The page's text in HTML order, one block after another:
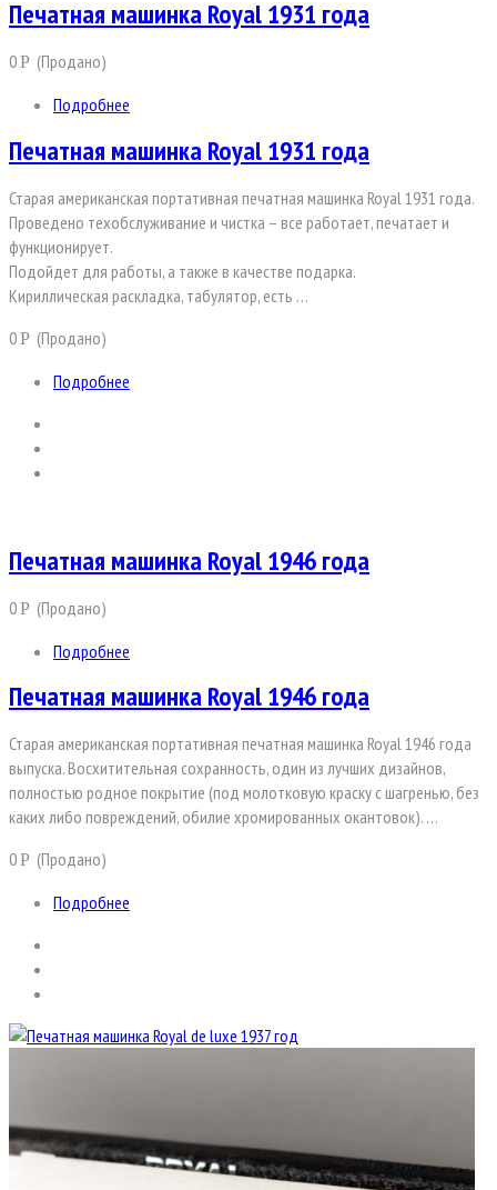
Печатная машинка Royal 1931 года
0Р (Продано)
Подробнее
Печатная машинка Royal 1931 года
Старая американская портативная печатная машинка Royal 1931 года.
Проведено техобслуживание и чистка – все работает, печатает и
функционирует.
Подойдет для работы, а также в качестве подарка.
Кириллическая раскладка, табулятор, есть …
0Р (Продано)
Подробнее
Печатная машинка Royal 1946 года
0Р (Продано)
Подробнее
Печатная машинка Royal 1946 года
Старая американская портативная печатная машинка Royal 1946 года
выпуска. Восхитительная сохранность, один из лучших дизайнов,
полностью родное покрытие (под молотковую краску с шагренью, без
каких либо повреждений, обилие хромированных окантовок). …
0Р (Продано)
Подробнее